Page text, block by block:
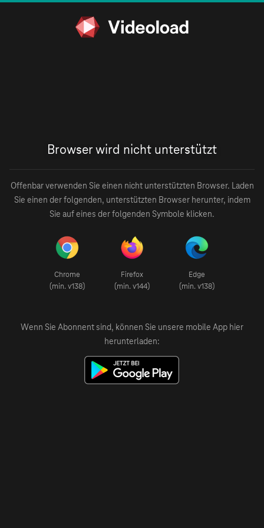
Browser wird nicht unterstützt
Offenbar verwenden Sie einen nicht unterstützten Browser. Laden
Sie einen der folgenden, unterstützten Browser herunter, indem
Sie auf eines der folgenden Symbole klicken.
Chrome
(min. v138)
Firefox
(min. v144)
Edge
(min. v138)
Wenn Sie Abonnent sind, können Sie unsere mobile App hier
herunterladen: